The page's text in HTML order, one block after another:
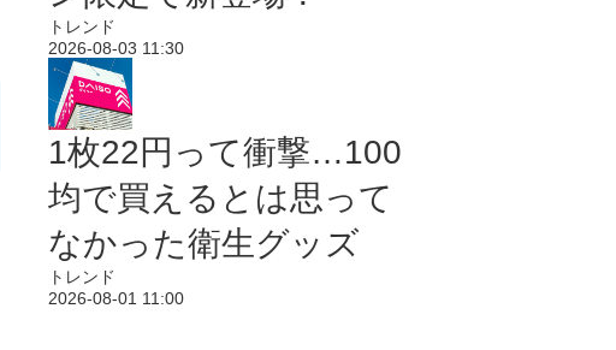
トレンド
2026-08-03 11:30
1枚22円って衝撃…100
均で買えるとは思って
なかった衛生グッズ
トレンド
2026-08-01 11:00